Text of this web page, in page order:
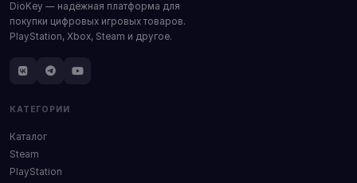
DioKey — надёжная платформа для
покупки цифровых игровых товаров.
PlayStation, Xbox, Steam и другое.
КАТЕГОРИИ
Каталог
Steam
PlayStation